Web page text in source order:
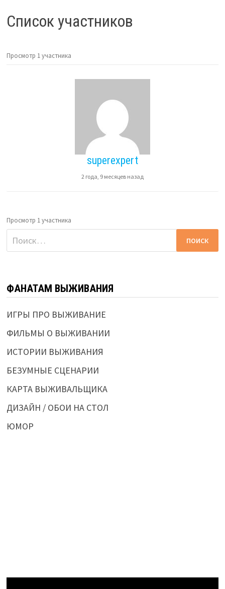
Список участников
Просмотр 1 участника
superexpert
2 года, 9 месяцев назад
Просмотр 1 участника
Найти:
ФАНАТАМ ВЫЖИВАНИЯ
ИГРЫ ПРО ВЫЖИВАНИЕ
ФИЛЬМЫ О ВЫЖИВАНИИ
ИСТОРИИ ВЫЖИВАНИЯ
БЕЗУМНЫЕ СЦЕНАРИИ
КАРТА ВЫЖИВАЛЬЩИКА
ДИЗАЙН / ОБОИ НА СТОЛ
ЮМОР